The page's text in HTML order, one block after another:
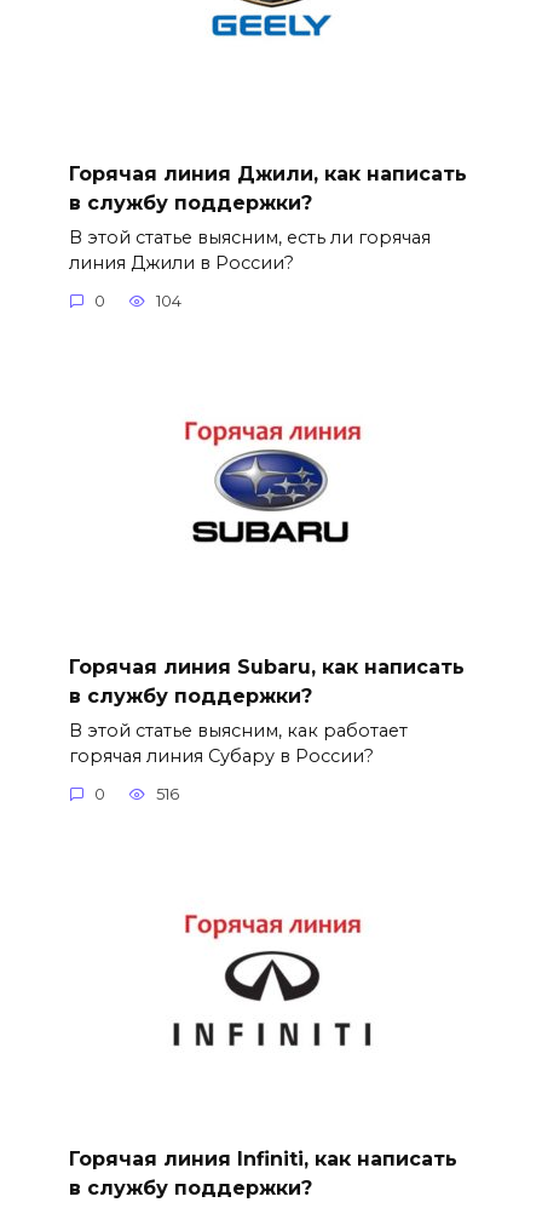
Горячая линия Джили, как написать
в службу поддержки?
В этой статье выясним, есть ли горячая
линия Джили в России?
0 104
Горячая линия Subaru, как написать
в службу поддержки?
В этой статье выясним, как работает
горячая линия Субару в России?
0 516
Горячая линия Infiniti, как написать
в службу поддержки?